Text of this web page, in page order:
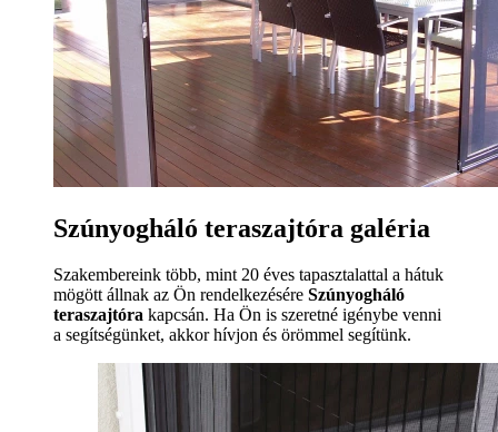
Szúnyogháló teraszajtóra galéria
Szakembereink több, mint 20 éves tapasztalattal a hátuk
mögött állnak az Ön rendelkezésére Szúnyogháló
teraszajtóra kapcsán. Ha Ön is szeretné igénybe venni
a segítségünket, akkor hívjon és örömmel segítünk.